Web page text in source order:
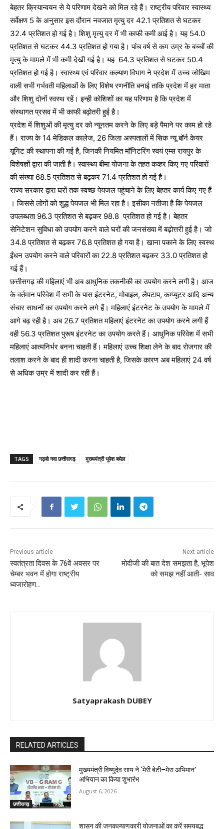
बेहतर क्रियान्वयन से ये परिणाम देखने को मिल रहे हैं। राष्ट्रीय परिवार स्वास्थ्य
सर्वेक्षण 5 के अनुसार इस दौरान नवजात मृत्यु दर 42.1 प्रतिशत से घटकर
32.4 प्रतिशत हो गई है। शिशु मृत्यु दर में भी काफी कमी आई है। यह 54.0
प्रतिशत से घटकर 44.3 प्रतिशत हो गया है। पांच वर्ष से कम उम्र के बच्चों की
मृत्यु के मामले में भी कमी देखी गई है। यह 64.3 प्रतिशत से घटकर 50.4
प्रतिशत हो गई है। स्वास्थ्य एवं परिवार कल्याण विभाग ने प्रदेश में उच्च जोखिम
वाली सभी गर्भवती महिलाओं के लिए विशेष रणनीति बनाई ताकि प्रदेश में हर माता
और शिशु दोनों स्वस्थ रहें। इन्ही कोशिशों का यह परिणाम है कि प्रदेश में
संस्थागत प्रसव में भी काफी बढ़ोतरी हुई है।
प्रदेश में शिशुओं की मृत्यु दर को न्यूनतम करने के लिए बड़े पैमाने पर काम हो रहे
हैं। राज्य के 14 मेडिकल कालेज, 26 जिला अस्पतालों में सिक न्यू बॉर्न केयर
यूनिट की स्थापना की गई है, जिनकी नियमित मॉनिटरिंग स्वयं एम्स रायपुर के
विशेषज्ञों द्वारा की जाती है। स्वास्थ्य बीमा योजना के तहत कव्हर किए गए परिवारों
की संख्या 68.5 प्रतिशत से बढ़कर 71.4 प्रतिशत हो गई है।
राज्य सरकार द्वारा घरों तक स्वच्छ पेयजल पहुंचाने के लिए बेहतर कार्य किए गए हैं
। जिससे लोगों को शुद्ध पेयजल भी मिल रहा है। इसीका नतीजा है कि पेयजल
उपलब्धता 96.3 प्रतिशत से बढ़कर 98.8 प्रतिशत हो गई है। बेहतर
सेनिटेशन सुविधा को उपयोग करने वाले घरों की जनसंख्या में बढ़ोत्तरी हुई है। जो
34.8 प्रतिशत से बढ़कर 76.8 प्रतिशत हो गया है। खाना पकाने के लिए स्वस्थ
ईंधन उपयोग करने वाले परिवारों का 22.8 प्रतिशत बढ़कर 33.0 प्रतिशत हो
गई हैं।
छत्तीसगढ़ की महिलाएं भी अब आधुनिक तकनीकी का उपयोग करने लगी है। आज
के वर्तमान परिवेश में सभी के पास इंटरनेट, मोबाइल, लैपटाप, कम्प्यूटर आदि अन्य
संचार साधनों का उपयोग करने लगे हैं। महिलाएं इंटरनेट के उपयोग के मामले में
आगे बढ़ रही है। अब 26.7 प्रतिशत महिलाएं इंटरनेट का उपयोग करने लगी हैं
वही 56.3 प्रतिशत पुरूष इंटरनेट का उपयोग करते हैं। आधुनिक परिवेश में सभी
महिलाएं आत्मनिर्भर बनना चाहती हैं। महिलाएं उच्च शिक्षा लेने के बाद रोजगार की
तलाश करने के बाद ही शादी करना चाहती है, जिसके कारण अब महिलाएं 24 वर्ष
से अधिक उम्र में शादी कर रही हैं।
TAGS गढ़बो नवा छत्तीसगढ़ मुख्यमंत्री भूपेश बघेल
Previous article
स्वतंत्रता दिवस के 76वें अवसर पर
चेम्बर भवन में होगा राष्ट्रीय
ध्वजारोहण…
Next article
मोदीजी की बात देश समझता है, भूपेश
को समझ नहीं आती- साव
Satyaprakash DUBEY
RELATED ARTICLES
छत्तीसगढ़
मुख्यमंत्री विष्णुदेव साय ने ‘मेरी बेटी–मेरा अभिमान’
अभियान का किया शुभारंभ
August 6, 2026
शासन की जनकल्याणकारी योजनाओं का करें समयबद्ध